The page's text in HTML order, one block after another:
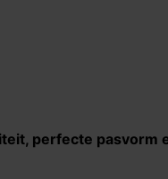
perfecte pasvorm